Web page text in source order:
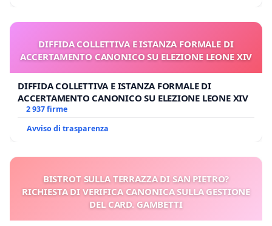
DIFFIDA COLLETTIVA E ISTANZA FORMALE DI
ACCERTAMENTO CANONICO SU ELEZIONE LEONE XIV
DIFFIDA COLLETTIVA E ISTANZA FORMALE DI
ACCERTAMENTO CANONICO SU ELEZIONE LEONE XIV
2 937 firme
Avviso di trasparenza
BISTROT SULLA TERRAZZA DI SAN PIETRO?
RICHIESTA DI VERIFICA CANONICA SULLA GESTIONE
DEL CARD. GAMBETTI